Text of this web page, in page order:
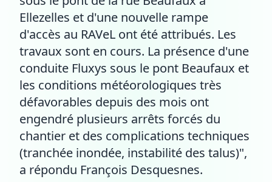
Ellezelles et d'une nouvelle rampe
d'accès au RAVeL ont été attribués. Les
travaux sont en cours. La présence d'une
conduite Fluxys sous le pont Beaufaux et
les conditions météorologiques très
défavorables depuis des mois ont
engendré plusieurs arrêts forcés du
chantier et des complications techniques
(tranchée inondée, instabilité des talus)",
a répondu François Desquesnes.